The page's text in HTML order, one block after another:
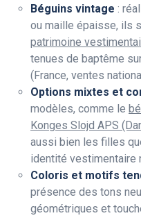
Béguins vintage :
ou maille épaisse, ils
patrimoine
tenues de baptême
(France, ventes
Options mixtes et
modèles, comme le
Konges Slojd APS
aussi bien les filles
identité vestimentaire
Coloris et motifs
présence des tons
géométriques et